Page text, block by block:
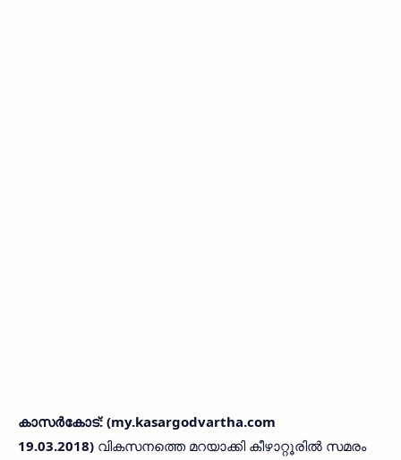
കാസര്‍കോട്: (my.kasargodvartha.com
19.03.2018) വികസനത്തെ മറയാക്കി കീഴാറ്റൂരില്‍ സമരം